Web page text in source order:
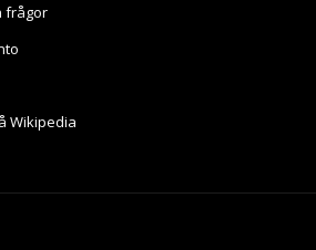
frågor
Wikipedia